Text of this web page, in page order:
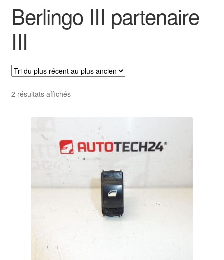
Livraison internationale
Politique de confidentialité
Procédure de Réclamation
Berlingo III partenaire
III
2 résultats affichésTrié
au
plus
ancien